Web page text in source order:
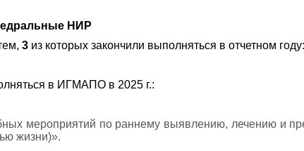
НИР
3 из которых закончили выполняться в отчетном году:
в ИГМАПО в 2025 г.:
мероприятий по раннему выявлению, лечению и
жизни)».